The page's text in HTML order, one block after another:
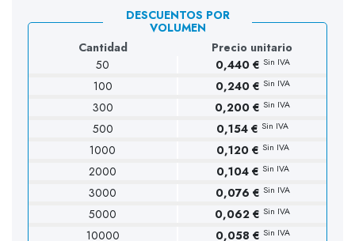
DESCUENTOS POR
VOLUMEN
Cantidad
Precio unitario
50
0,440 € Sin IVA
100 0,240 € Sin IVA
300 0,200 € Sin IVA
500 0,154 € Sin IVA
1000 0,120 € Sin IVA
2000 0,104 € Sin IVA
3000 0,076 € Sin IVA
5000 0,062 € Sin IVA
10000 0,058 € Sin IVA